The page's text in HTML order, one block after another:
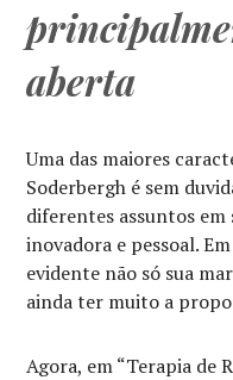
aberta
Uma das maiores
Soderbergh é sem
diferentes assuntos
inovadora e pessoal.
evidente não só sua
ainda ter muito a
Agora, em “Terapia de